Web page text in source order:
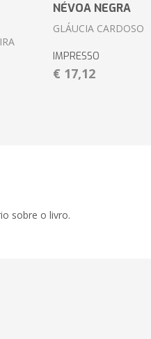
NÉVOA NEGRA
GLÁUCIA CARDOSO
IMPRESSO
€ 17,12
sobre o livro.